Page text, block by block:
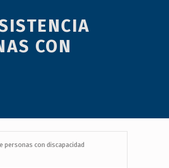
CON
personas con discapacidad